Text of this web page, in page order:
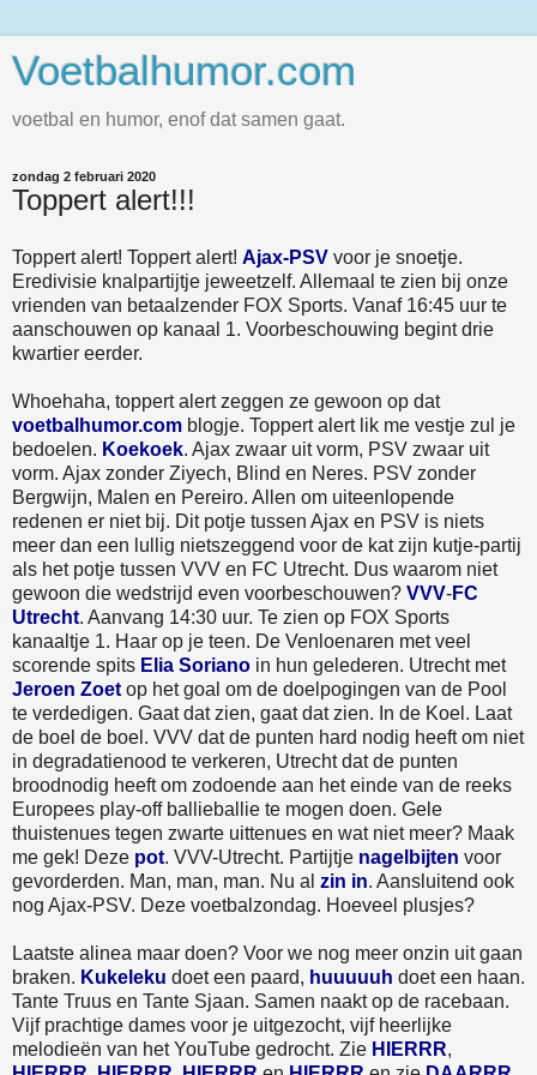
Voetbalhumor.com
voetbal en humor, enof dat samen gaat.
zondag 2 februari 2020
Toppert alert!!!
Toppert alert! Toppert alert! Ajax-PSV voor je snoetje.
Eredivisie knalpartijtje jeweetzelf. Allemaal te zien bij onze
vrienden van betaalzender FOX Sports. Vanaf 16:45 uur te
aanschouwen op kanaal 1. Voorbeschouwing begint drie
kwartier eerder.
Whoehaha, toppert alert zeggen ze gewoon op dat
voetbalhumor.com blogje. Toppert alert lik me vestje zul je
bedoelen. Koekoek. Ajax zwaar uit vorm, PSV zwaar uit
vorm. Ajax zonder Ziyech, Blind en Neres. PSV zonder
Bergwijn, Malen en Pereiro. Allen om uiteenlopende
redenen er niet bij. Dit potje tussen Ajax en PSV is niets
meer dan een lullig nietszeggend voor de kat zijn kutje-partij
als het potje tussen VVV en FC Utrecht. Dus waarom niet
gewoon die wedstrijd even voorbeschouwen? VVV-FC
Utrecht. Aanvang 14:30 uur. Te zien op FOX Sports
kanaaltje 1. Haar op je teen. De Venloenaren met veel
scorende spits Elia Soriano in hun gelederen. Utrecht met
Jeroen Zoet op het goal om de doelpogingen van de Pool
te verdedigen. Gaat dat zien, gaat dat zien. In de Koel. Laat
de boel de boel. VVV dat de punten hard nodig heeft om niet
in degradatienood te verkeren, Utrecht dat de punten
broodnodig heeft om zodoende aan het einde van de reeks
Europees play-off ballieballie te mogen doen. Gele
thuistenues tegen zwarte uittenues en wat niet meer? Maak
me gek! Deze pot. VVV-Utrecht. Partijtje nagelbijten voor
gevorderden. Man, man, man. Nu al zin in. Aansluitend ook
nog Ajax-PSV. Deze voetbalzondag. Hoeveel plusjes?
Laatste alinea maar doen? Voor we nog meer onzin uit gaan
braken. Kukeleku doet een paard, huuuuuh doet een haan.
Tante Truus en Tante Sjaan. Samen naakt op de racebaan.
Vijf prachtige dames voor je uitgezocht, vijf heerlijke
melodieën van het YouTube gedrocht. Zie HIERRR,